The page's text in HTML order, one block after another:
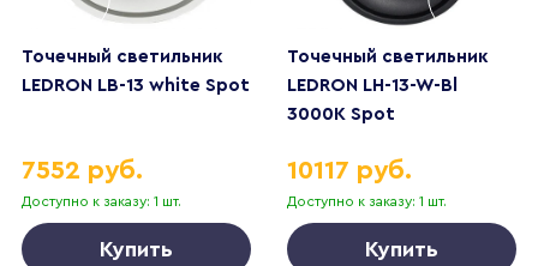
Точечный светильник
LEDRON LB-13 white Spot
Доступно к заказу: 1 шт.
7552 руб.
Купить
Точечный светильник
LEDRON LH-13-W-Bl
3000K Spot
Доступно к заказу: 1 шт.
10117 руб.
Купить